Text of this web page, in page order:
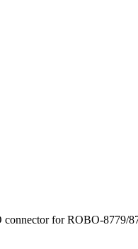
for ROBO-8779/